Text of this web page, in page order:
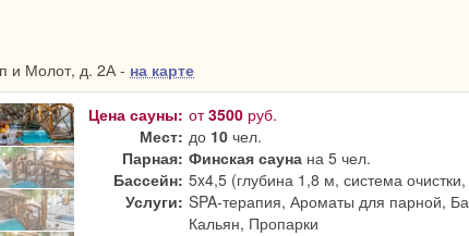
и Молот, д. 2А - на карте
Цена сауны: от3500 руб.
Мест: до 10 чел.
Парная: Финская сауна на 5 чел.
Бассейн: 5x4,5 (глубина 1,8 м, система
Услуги: SPA-терапия, Ароматы для парной,
Кальян, Пропарки